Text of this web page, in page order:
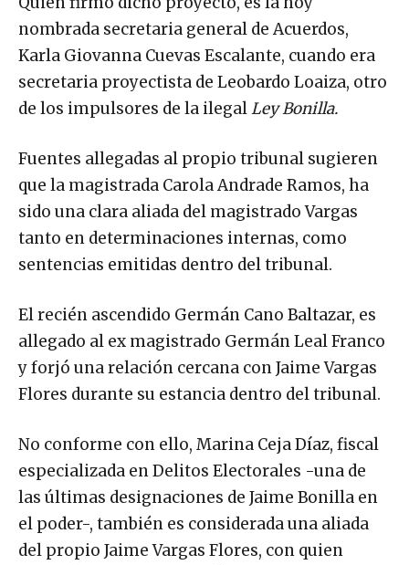
nombrada secretaria general de Acuerdos,
Karla Giovanna Cuevas Escalante, cuando era
secretaria proyectista de Leobardo Loaiza, otro
de los impulsores de la ilegalLey Bonilla.
Fuentes allegadas al propio tribunal sugieren
que la magistrada Carola Andrade Ramos, ha
sido una clara aliada del magistrado Vargas
tanto en determinaciones internas, como
sentencias emitidas dentro del tribunal.
El recién ascendido Germán Cano Baltazar, es
allegado al ex magistrado Germán Leal Franco
y forjó una relación cercana con Jaime Vargas
Flores durante su estancia dentro del tribunal.
No conforme con ello, Marina Ceja Díaz, fiscal
especializada en Delitos Electorales -una de
las últimas designaciones de Jaime Bonilla en
el poder-, también es considerada una aliada
del propio Jaime Vargas Flores, con quien